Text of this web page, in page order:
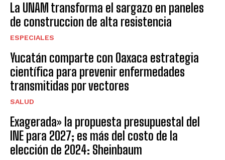
La UNAM transforma el sargazo en paneles
de construccion de alta resistencia
ESPECIALES
Yucatán comparte con Oaxaca estrategia
científica para prevenir enfermedades
transmitidas por vectores
SALUD
Exagerada» la propuesta presupuestal del
INE para 2027; es más del costo de la
elección de 2024: Sheinbaum